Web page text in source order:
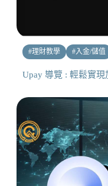
#理財教學 #入金/儲值
Upay 導覽 : 輕鬆實